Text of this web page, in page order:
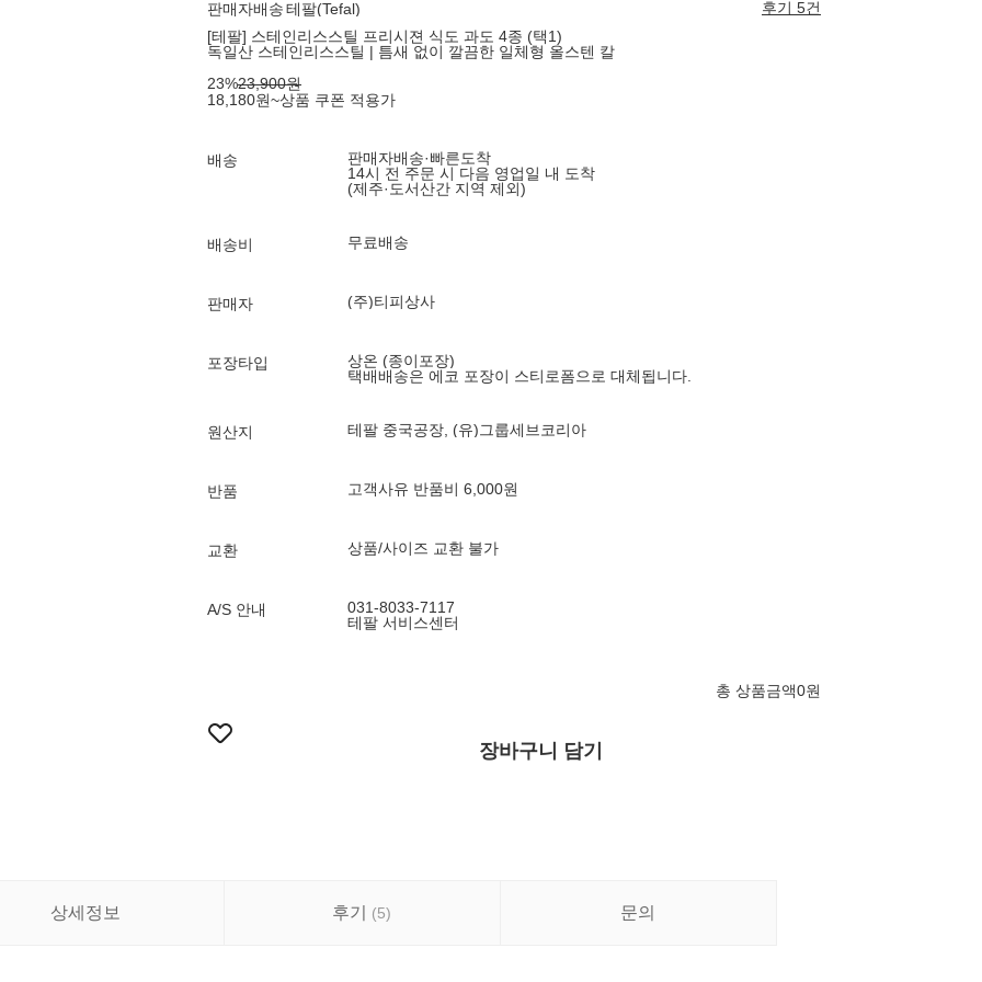
판매자배송테팔(Tefal)
후기 5건
[테팔] 스테인리스스틸 프리시젼 식도 과도 4종 (택1)
독일산 스테인리스스틸 | 틈새 없이 깔끔한 일체형 올스텐 칼
23%23,900원
18,180원~상품 쿠폰 적용가
배송 판매자배송·빠른도착
14시 전 주문 시 다음 영업일 내 도착
(제주·도서산간 지역 제외)
배송비 무료배송
판매자 (주)티피상사
포장타입
상온 (종이포장)
택배배송은 에코 포장이 스티로폼으로 대체됩니다.
원산지 테팔 중국공장, (유)그룹세브코리아
반품 고객사유 반품비 6,000원
교환 상품/사이즈 교환 불가
A/S 안내
031-8033-7117
테팔 서비스센터
총 상품금액0원
장바구니 담기
상세정보 후기 (5) 문의